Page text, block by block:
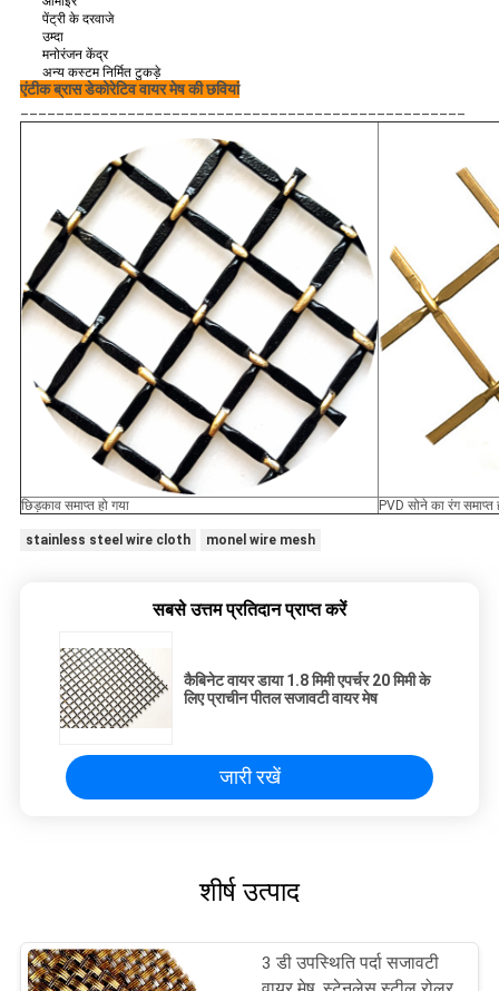
पेंट्री के दरवाजे
उम्दा
मनोरंजन केंद्र
अन्य कस्टम निर्मित टुकड़े
एंटीक ब्रास डेकोरेटिव वायर मेष की छवियां
छिड़काव समाप्त हो गया PVD सोने का रंग समाप्त
stainless steel wire cloth monel wire mesh
सबसे उत्तम प्रतिदान प्राप्त करें
कैबिनेट वायर डाया 1.8 मिमी एपर्चर 20 मिमी के
लिए प्राचीन पीतल सजावटी वायर मेष
जारी रखें
शीर्ष उत्पाद
3 डी उपस्थिति पर्दा सजावटी